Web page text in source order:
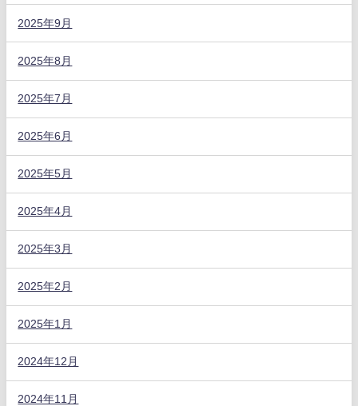
2025年9月
2025年8月
2025年7月
2025年6月
2025年5月
2025年4月
2025年3月
2025年2月
2025年1月
2024年12月
2024年11月